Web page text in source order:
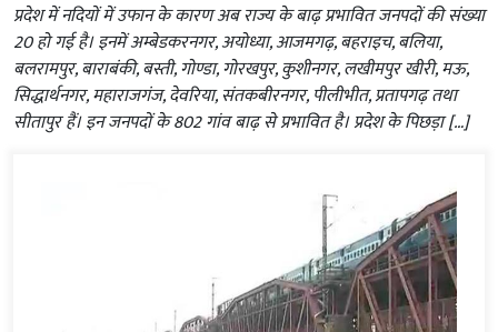
प्रदेश में नदियों में उफान के कारण अब राज्य के बाढ़ प्रभावित जनपदों की संख्या
20 हो गई है। इनमें अम्बेडकरनगर, अयोध्या, आजमगढ़, बहराइच, बलिया,
बलरामपुर, बाराबंकी, बस्ती, गोण्डा, गोरखपुर, कुशीनगर, लखीमपुर खीरी, मऊ,
सिद्धार्थनगर, महाराजगंज, देवरिया, संतकबीरनगर, पीलीभीत, प्रतापगढ़ तथा
सीतापुर हैं। इन जनपदों के 802 गांव बाढ़ से प्रभावित है। प्रदेश के पिछड़ा […]